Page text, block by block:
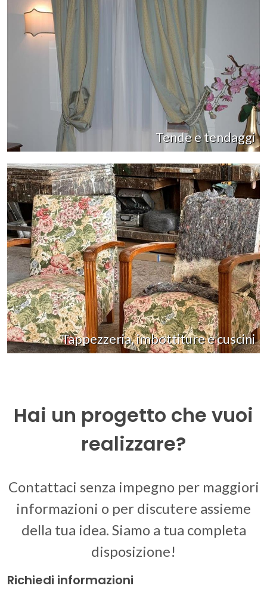
Tende e tendaggi
Tappezzeria, imbottiture e cuscini
Hai un progetto che vuoi
realizzare?
Contattaci senza impegno per maggiori
informazioni o per discutere assieme
della tua idea. Siamo a tua completa
disposizione!
Richiedi informazioni